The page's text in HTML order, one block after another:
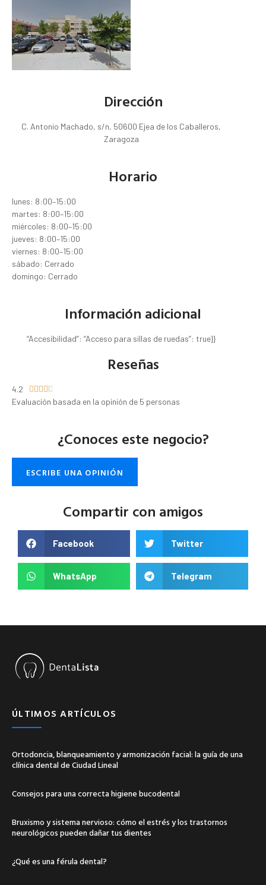
Dirección
C. Antonio Machado, s/n, 50600 Ejea de los Caballeros,
Zaragoza
Horario
lunes: 8:00–15:00
martes: 8:00–15:00
miércoles: 8:00–15:00
jueves: 8:00–15:00
viernes: 8:00–15:00
sábado: Cerrado
domingo: Cerrado
Información adicional
“Accesibilidad”: “Acceso para sillas de ruedas”: true}}
Reseñas
4.2     
Evaluación basada en la opinión de 5 personas
¿Conoces este negocio?
ESCRIBE UNA OPINIÓN
Compartir con amigos
Facebook Twitter
WhatsApp Telegram
ÚLTIMOS ARTÍCULOS
Ortodoncia, blanqueamiento y armonización facial: la guía de una
clínica dental de Ciudad Lineal
Consejos para una correcta higiene bucodental
Bruxismo y sistema nervioso: cómo el estrés y los trastornos
neurológicos pueden dañar tus dientes
¿Qué es una férula dental?